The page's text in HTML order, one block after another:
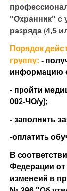
"Охранник" с
разряда (4,5
Порядок
группу: -
информацию
- пройти
002-ЧО/у);
- заполнить
-оплатить
В
Федерации от
изменеий в